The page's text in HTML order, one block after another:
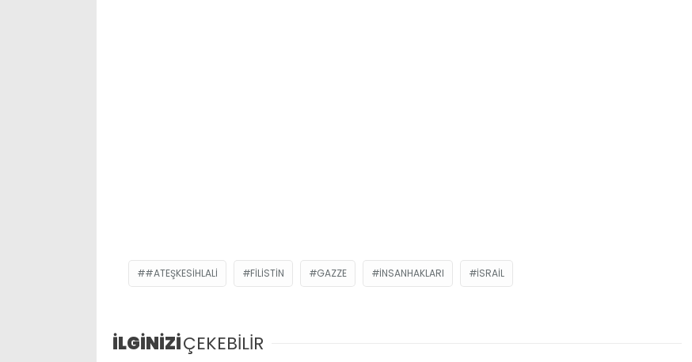
#ATEŞKESİHLALI FILISTIN GAZZE İNSANHAKLARI ISRAIL
İLGİNİZİÇEKEBİLİR